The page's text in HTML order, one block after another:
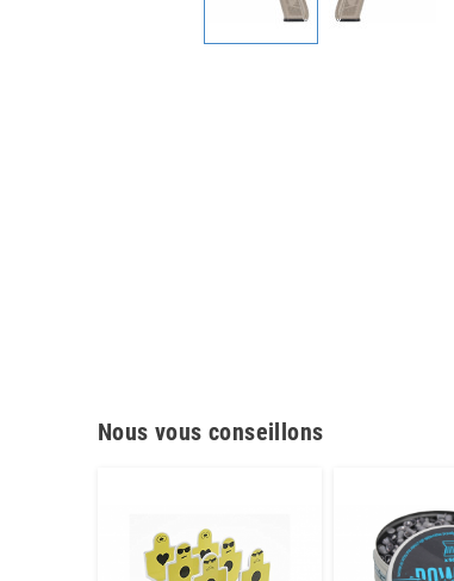
Nous vous conseillons